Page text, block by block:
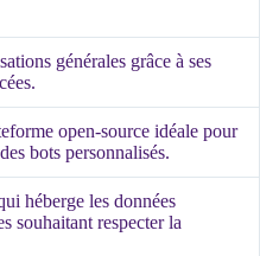
générales grâce à ses
open-source idéale pour
bots personnalisés.
héberge les données
souhaitant respecter la